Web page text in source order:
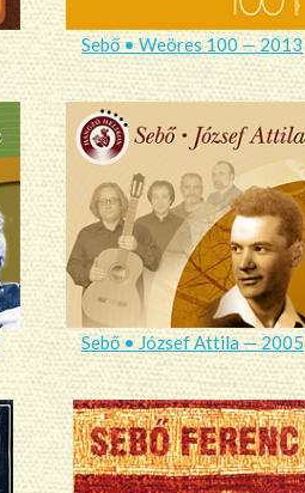
Sebő • Weöres 100 — 2013
Sebő • József Attila — 2005